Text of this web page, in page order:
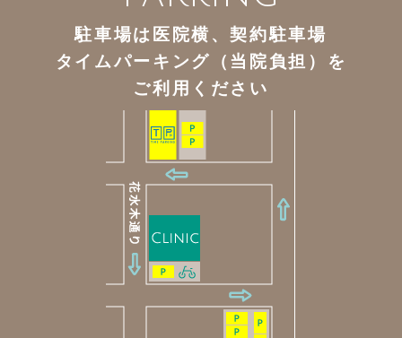
駐車場は医院横、契約駐車場
タイムパーキング（当院負担）を
ご利用ください